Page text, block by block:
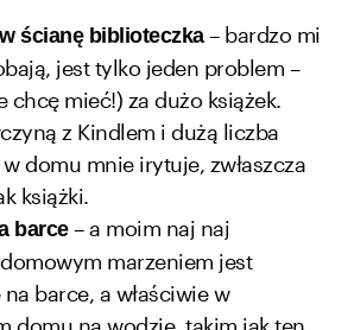
ścianę biblioteczka– bardzo mi
jest tylko jeden problem –
chcę mieć!) za dużo książek.
z Kindlem i dużą liczba
domu mnie irytuje, zwłaszcza
książki.
barce– a moim naj naj
marzeniem jest
barce, a właściwie w